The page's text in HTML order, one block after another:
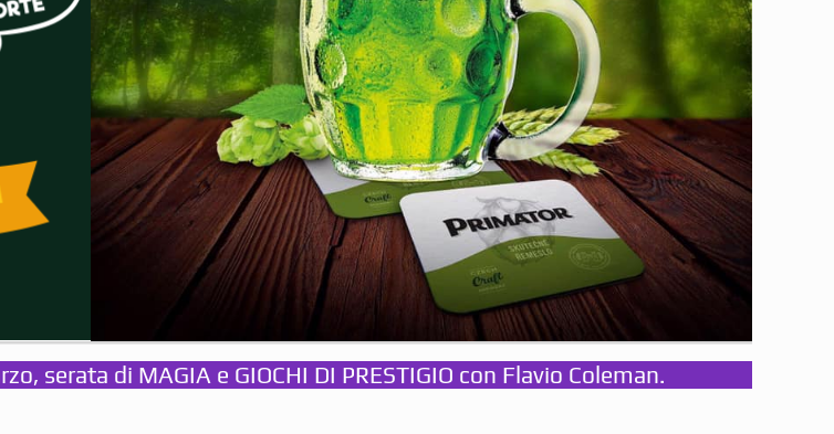
serata di MAGIA e GIOCHI DI PRESTIGIO con Flavio Coleman.